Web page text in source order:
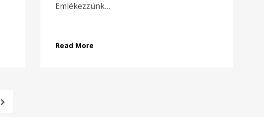
Emlékezzünk…
Read More
NEXT